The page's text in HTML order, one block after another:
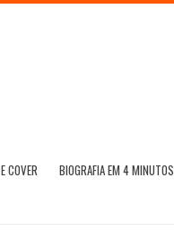
COVER BIOGRAFIA EM 4 MINUTOS